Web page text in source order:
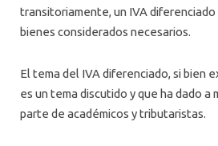
transitoriamente, un IVA
bienes considerados necesarios.
El tema del IVA diferenciado, si bien
es un tema discutido y que ha dado a
parte de académicos y tributaristas.